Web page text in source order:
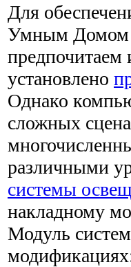
Для
Умным Домом
предпочитаем
установлено
Однако
сложных
различными
системы
накладному
Модуль